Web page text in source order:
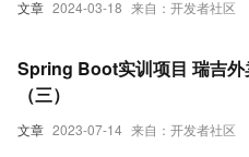
文章 2024-03-18 来自：开发者社区
文章 2023-07-14 来自：开发者社区
Spring Boot实训项目 瑞吉外
（三）